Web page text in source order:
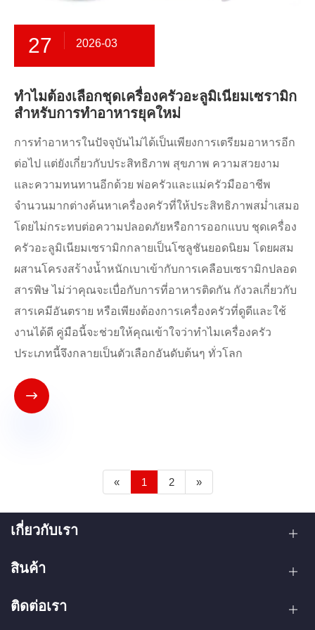
27 2026-03
ทำไมต้องเลือกชุดเครื่องครัวอะลูมิเนียมเซรามิก
สำหรับการทำอาหารยุคใหม่
​การทำอาหารในปัจจุบันไม่ได้เป็นเพียงการเตรียมอาหารอีก
ต่อไป แต่ยังเกี่ยวกับประสิทธิภาพ สุขภาพ ความสวยงาม
และความทนทานอีกด้วย พ่อครัวและแม่ครัวมืออาชีพ
จำนวนมากต่างค้นหาเครื่องครัวที่ให้ประสิทธิภาพสม่ำเสมอ
โดยไม่กระทบต่อความปลอดภัยหรือการออกแบบ ชุดเครื่อง
ครัวอะลูมิเนียมเซรามิกกลายเป็นโซลูชันยอดนิยม โดยผสม
ผสานโครงสร้างน้ำหนักเบาเข้ากับการเคลือบเซรามิกปลอด
สารพิษ ไม่ว่าคุณจะเบื่อกับการที่อาหารติดกัน กังวลเกี่ยวกับ
สารเคมีอันตราย หรือเพียงต้องการเครื่องครัวที่ดูดีและใช้
งานได้ดี คู่มือนี้จะช่วยให้คุณเข้าใจว่าทำไมเครื่องครัว
ประเภทนี้จึงกลายเป็นตัวเลือกอันดับต้นๆ ทั่วโลก

« 1 2 »
เกี่ยวกับเรา
สินค้า
ติดต่อเรา